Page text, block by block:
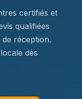
certifiés et
qualifiées
réception.
dès